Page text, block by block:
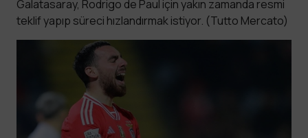
Galatasaray, Rodrigo de Paul için yakın zamanda resmi
teklif yapıp süreci hızlandırmak istiyor. (Tutto Mercato)